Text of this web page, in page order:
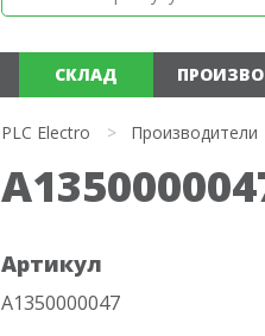
СКЛАД
PLC Electro > Производители
Артикул
A1350000047